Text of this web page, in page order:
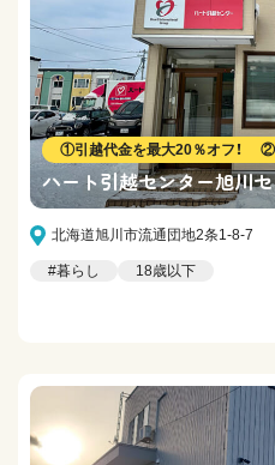
①引越代金を最大20％オフ！ ②
ハート引越センター旭川
北海道旭川市流通団地2条1-8-7
#暮らし 18歳以下